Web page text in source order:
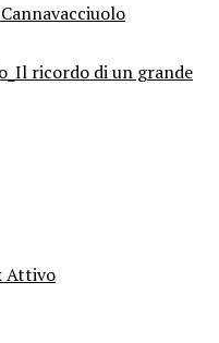
ricordo di un grande
Attivo